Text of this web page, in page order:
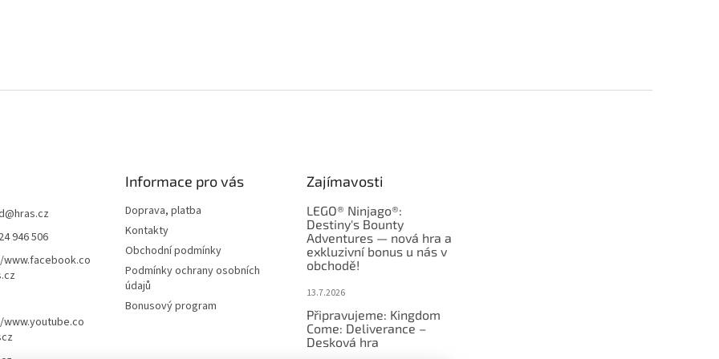
@hras.cz
946 506
Informace pro vás
Doprava, platba
Kontakty
Obchodní podmínky
Podmínky ochrany osobních
údajů
Bonusový program
Zajímavosti
LEGO® Ninjago®:
Destiny's Bounty
Adventures — nová hra a
exkluzivní bonus u nás v
obchodě!
13.7.2026
Připravujeme: Kingdom
Come: Deliverance –
Desková hra